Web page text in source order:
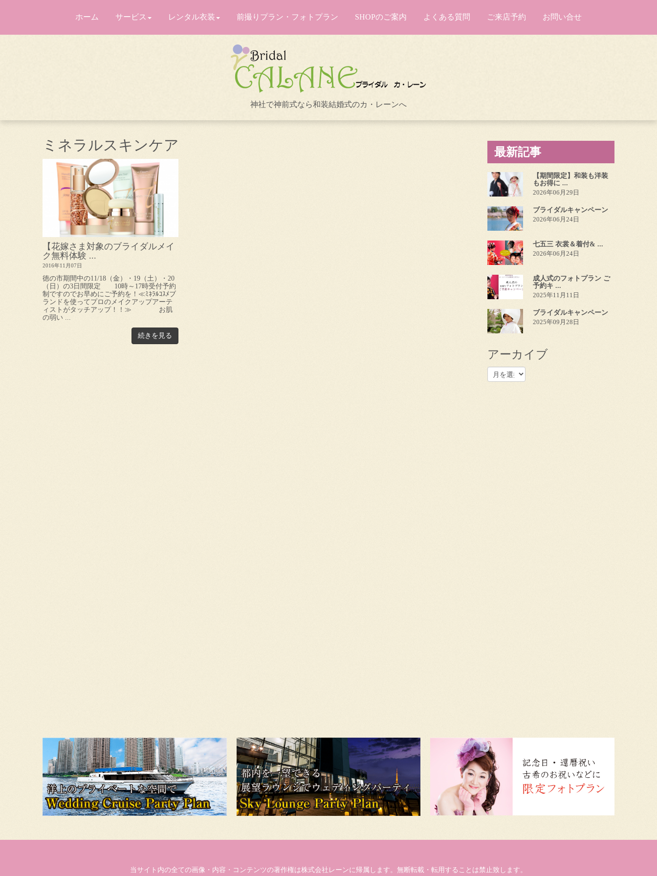
ホーム サービス レンタル衣装 前撮りプラン・フォトプラン SHOPのご案内 よくある質問 ご来店予約 お問い合せ
神社で神前式なら和装結婚式のカ・レーンへ
ミネラルスキンケア
【花嫁さま対象のブライダルメイ
ク無料体験 ...
2016年11月07日
徳の市期間中の11/18（金）・19（土）・20
（日）の3日間限定 10時～17時受付予約
制ですのでお早めにご予約を！≪ﾐﾈﾗﾙｺｽﾒブ
ランドを使ってプロのメイクアップアーテ
ィストがタッチアップ！！≫ お肌
の弱い ...
続きを見る
最新記事
【期間限定】和装も洋装
もお得に ...
2026年06月29日
ブライダルキャンペーン
2026年06月24日
七五三 衣裳＆着付& ...
2026年06月24日
成人式のフォトプラン ご
予約キ ...
2025年11月11日
ブライダルキャンペーン
2025年09月28日
アーカイブ
当サイト内の全ての画像・内容・コンテンツの著作権は株式会社レーンに帰属します。無断転載・転用することは禁止致します。